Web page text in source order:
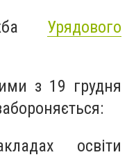
Урядового
з 19 грудня
освіти